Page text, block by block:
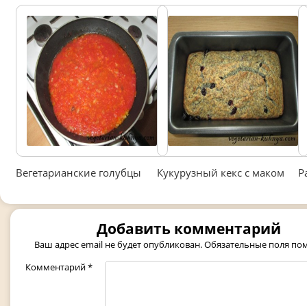
Вегетарианские голубцы Кукурузный кекс с маком
Добавить комментарий
Ваш адрес email не будет опубликован.Обязательные поля
Комментарий*